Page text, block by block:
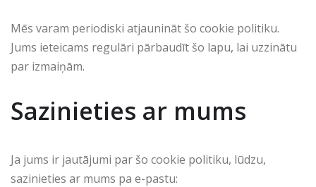
Mēs varam periodiski atjaunināt šo cookie politiku.
Jums ieteicams regulāri pārbaudīt šo lapu, lai uzzinātu
par izmaiņām.
Sazinieties ar mums
Ja jums ir jautājumi par šo cookie politiku, lūdzu,
sazinieties ar mums pa e-pastu: